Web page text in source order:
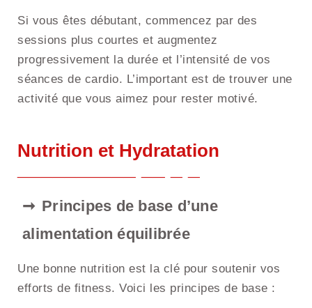
Si vous êtes débutant, commencez par des
sessions plus courtes et augmentez
progressivement la durée et l’intensité de vos
séances de cardio. L’important est de trouver une
activité que vous aimez pour rester motivé.
Nutrition et Hydratation
Principes de base d’une
alimentation équilibrée
Une bonne nutrition est la clé pour soutenir vos
efforts de fitness. Voici les principes de base :